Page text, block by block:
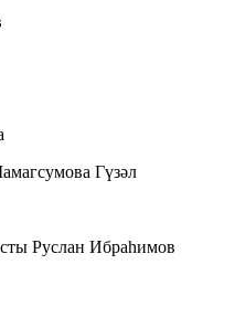
Гүзәл
Руслан Ибраһимов